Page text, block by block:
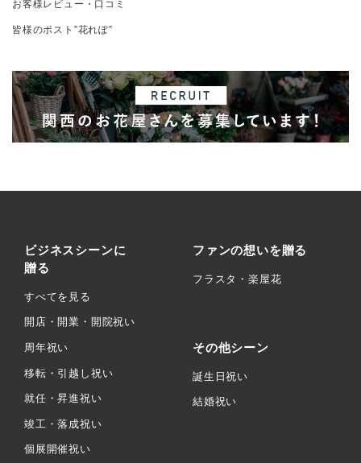
お客様レビュー・口コミ
皆様のポスト”花れぽ”
ビジネスシーンに
贈る
すべてを見る
開店・開業・開院祝い
周年祝い
移転・引越し祝い
就任・昇進祝い
竣工・落成祝い
個展開催祝い
ファンの想いを贈る
フラスタ・楽屋花
その他シーン
誕生日祝い
結婚祝い